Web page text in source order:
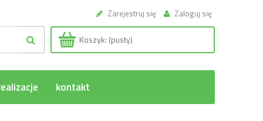
Zarejestruj się Zaloguj się
Koszyk: (pusty)
kontakt